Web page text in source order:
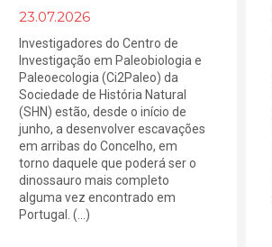
23.07.2026
Investigadores do Centro de
Investigação em Paleobiologia e
Paleoecologia (Ci2Paleo) da
Sociedade de História Natural
(SHN) estão, desde o início de
junho, a desenvolver escavações
em arribas do Concelho, em
torno daquele que poderá ser o
dinossauro mais completo
alguma vez encontrado em
Portugal. (...)